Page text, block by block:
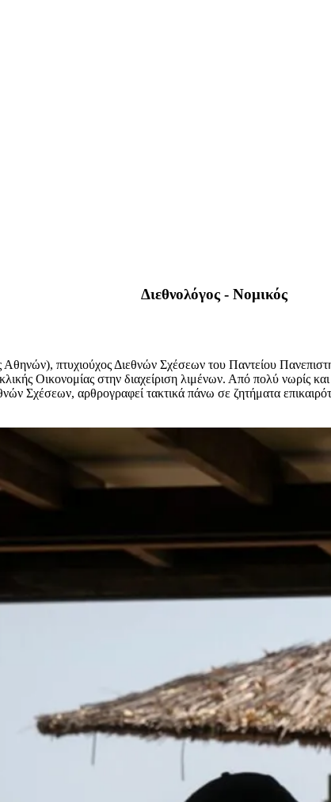
Διεθνολόγος - Νομικός
Αθηνών), πτυχιούχος Διεθνών Σχέσεων του Παντείου
Οικονομίας στην διαχείριση λιμένων. Από πολύ νωρίς
Σχέσεων, αρθρογραφεί τακτικά πάνω σε ζητήματα